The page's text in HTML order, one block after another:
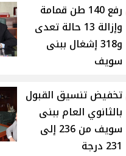
رفع 140 طن قمامة
وإزالة 13 حالة تعدى
و318 إشغال ببنى
سويف
تخفيض تنسيق القبول
بالثانوي العام ببنى
سويف من 236 إلى
231 درجة